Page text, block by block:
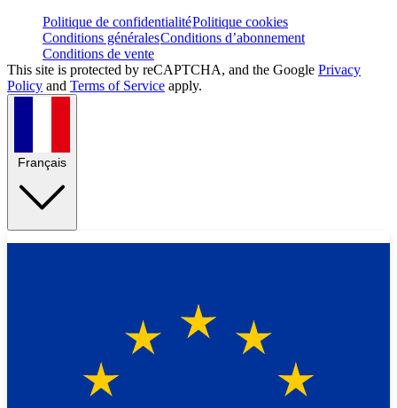
Politique de confidentialitéPolitique cookies
Conditions généralesConditions d’abonnement
Conditions de vente
This site is protected by reCAPTCHA, and the Google Privacy
Policy and Terms of Service apply.
Français